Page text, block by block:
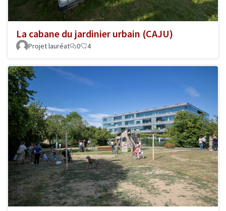
La cabane du jardinier urbain (CAJU)
Projet lauréat 0 4